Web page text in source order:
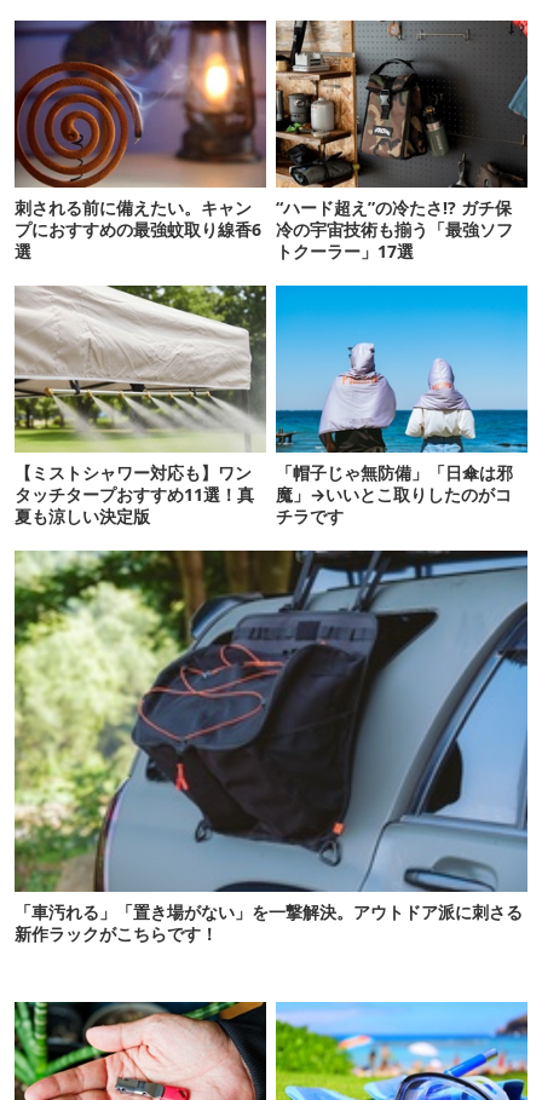
刺される前に備えたい。キャン
プにおすすめの最強蚊取り線香6
選
“ハード超え”の冷たさ!? ガチ保
冷の宇宙技術も揃う「最強ソフ
トクーラー」17選
【ミストシャワー対応も】ワン
タッチタープおすすめ11選！真
夏も涼しい決定版
「帽子じゃ無防備」「日傘は邪
魔」→いいとこ取りしたのがコ
チラです
「車汚れる」「置き場がない」を一撃解決。アウトドア派に刺さる
新作ラックがこちらです！